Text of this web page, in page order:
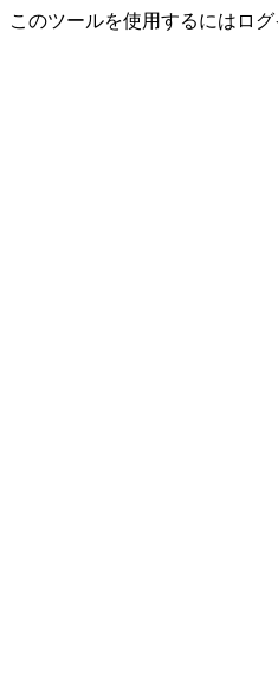
このツールを使用するにはロ